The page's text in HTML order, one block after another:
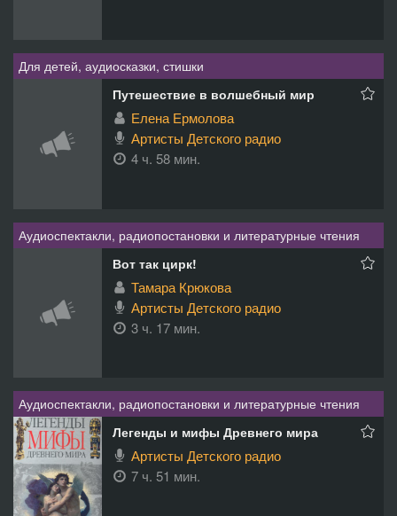
Для детей, аудиосказки, стишки
Путешествие в волшебный мир
Елена Ермолова
Артисты Детского радио
4 ч. 58 мин.
Аудиоспектакли, радиопостановки и литературные чтения
Вот так цирк!
Тамара Крюкова
Артисты Детского радио
3 ч. 17 мин.
Аудиоспектакли, радиопостановки и литературные чтения
Легенды и мифы Древнего мира
Артисты Детского радио
7 ч. 51 мин.